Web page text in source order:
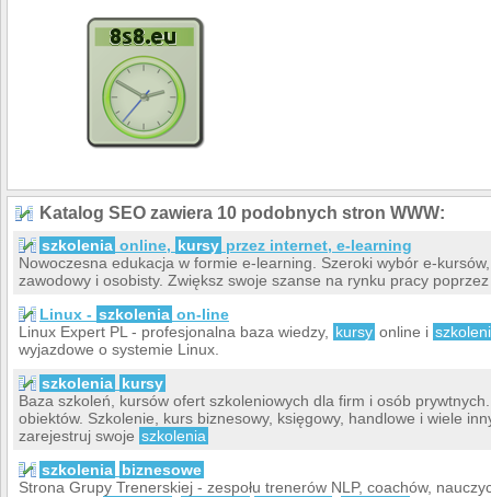
Katalog SEO zawiera 10 podobnych stron WWW:
szkolenia online, kursy przez internet, e-learning
Nowoczesna edukacja w formie e-learning. Szeroki wybór e-
zawodowy i osobisty. Zwiększ swoje szanse na rynku pracy
Linux - szkolenia on-line
Linux Expert PL - profesjonalna baza wiedzy,
kursy online i
wyjazdowe o systemie Linux.
szkolenia kursy
Baza szkoleń, kursów ofert szkoleniowych dla firm i osób
obiektów. Szkolenie, kurs biznesowy, księgowy, handlowe i wiele
zarejestruj swoje szkolenia
szkolenia biznesowe
Strona Grupy Trenerskiej - zespołu trenerów NLP, coachów,